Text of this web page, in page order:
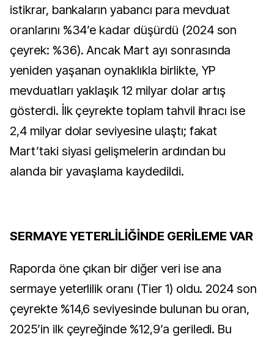
istikrar, bankaların yabancı para mevduat
oranlarını %34’e kadar düşürdü (2024 son
çeyrek: %36). Ancak Mart ayı sonrasında
yeniden yaşanan oynaklıkla birlikte, YP
mevduatları yaklaşık 12 milyar dolar artış
gösterdi. İlk çeyrekte toplam tahvil ihracı ise
2,4 milyar dolar seviyesine ulaştı; fakat
Mart’taki siyasi gelişmelerin ardından bu
alanda bir yavaşlama kaydedildi.
SERMAYE YETERLİLİĞİNDE GERİLEME VAR
Raporda öne çıkan bir diğer veri ise ana
sermaye yeterlilik oranı (Tier 1) oldu. 2024 son
çeyrekte %14,6 seviyesinde bulunan bu oran,
2025’in ilk çeyreğinde %12,9’a geriledi. Bu